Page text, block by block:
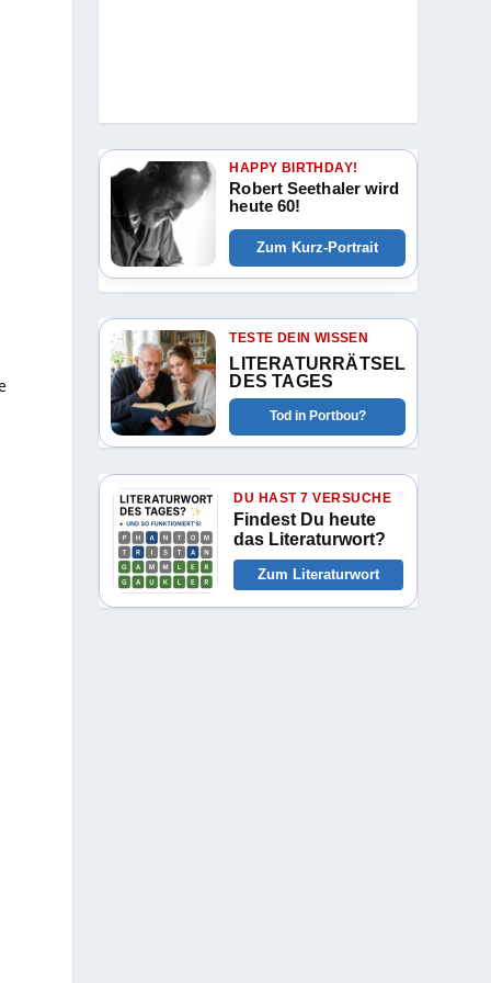
HAPPY BIRTHDAY!
Robert Seethaler wird
heute 60!
Zum Kurz-Portrait
TESTE DEIN WISSEN
LITERATURRÄTSEL
DES TAGES
Tod in Portbou?
DU HAST 7 VERSUCHE
Findest Du heute
das Literaturwort?
Zum Literaturwort